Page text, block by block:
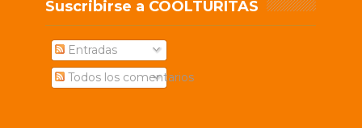
Suscribirse a COOLTURITAS
Entradas
Todos los comentarios